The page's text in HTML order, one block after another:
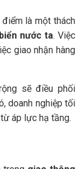
là một thách
nước ta. Việc
giao nhận hàng
sẽ điều phối
doanh nghiệp tối
áp lực hạ tầng.